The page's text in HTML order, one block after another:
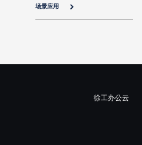
场景应用 
徐工办公云